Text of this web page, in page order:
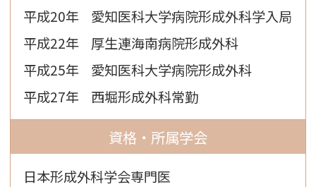
平成20年
愛知医科大学病院形成外科学入局
平成22年
厚生連海南病院形成外科
平成25年
愛知医科大学病院形成外科
平成27年
西堀形成外科常勤
資格・所属学会
日本形成外科学会専門医